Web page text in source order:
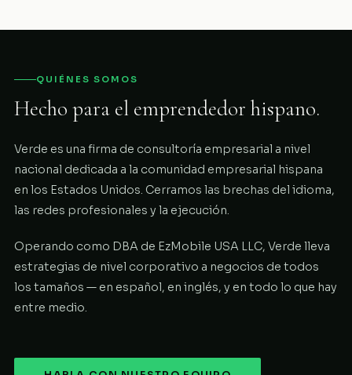
QUIÉNES SOMOS
Hecho para el emprendedor hispano.
Verde es una firma de consultoría empresarial a nivel
nacional dedicada a la comunidad empresarial hispana
en los Estados Unidos. Cerramos las brechas del idioma,
las redes profesionales y la ejecución.
Operando como DBA de EzMobile USA LLC, Verde lleva
estrategias de nivel corporativo a negocios de todos
los tamaños — en español, en inglés, y en todo lo que hay
entre medio.